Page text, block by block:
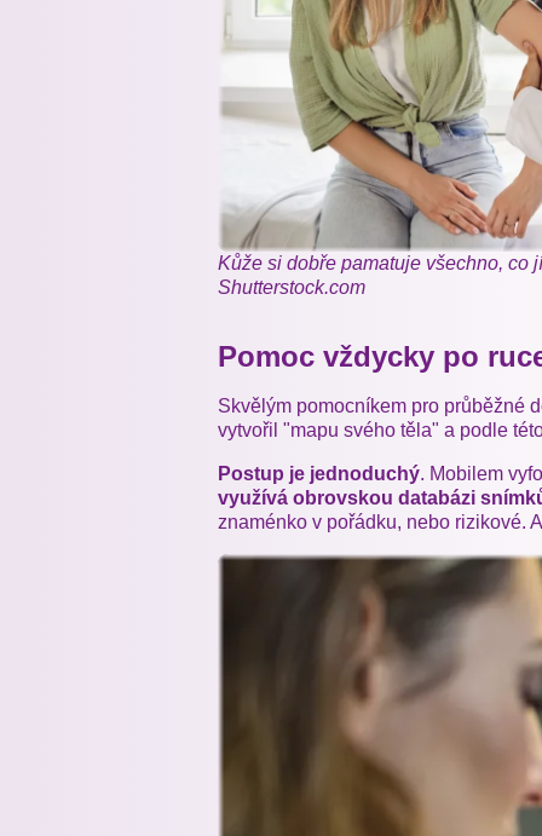
Kůže si dobře pamatuje všechno, co
Shutterstock.com
Pomoc vždycky po
Skvělým pomocníkem pro průběžné
vytvořil "mapu svého těla" a podle
Postup je jednoduchý. Mobilem
využívá obrovskou databázi
znaménko v pořádku, nebo rizikové.